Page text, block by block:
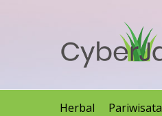
Herbal Pariwisata